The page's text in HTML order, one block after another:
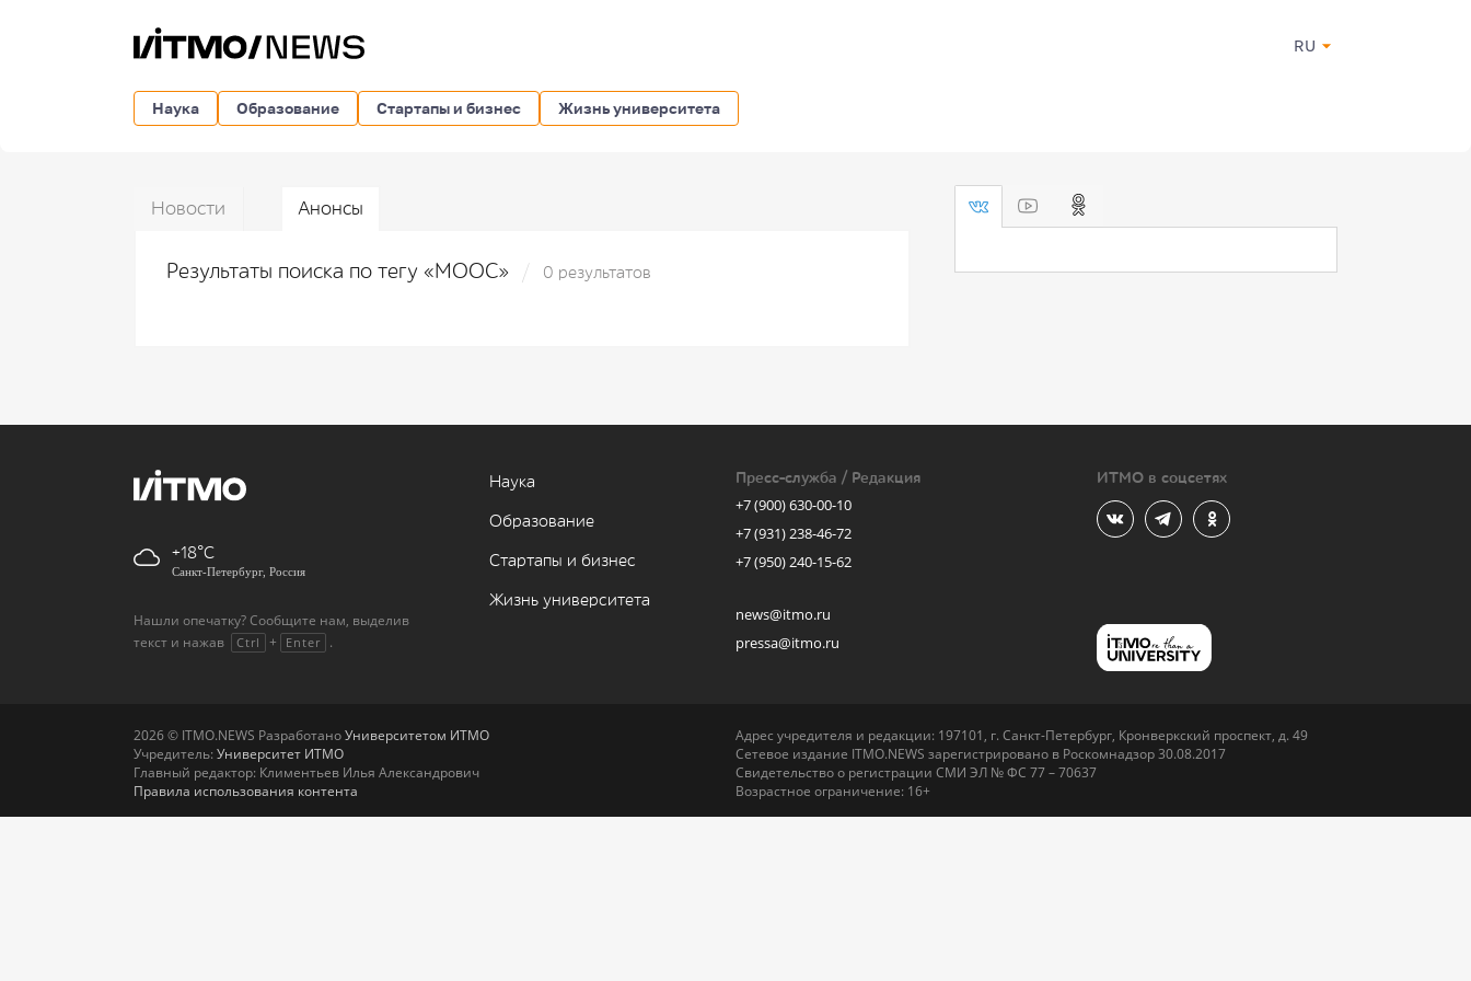
RU
Наука Образование Стартапы и бизнес Жизнь университета
Новости Анонсы
Результаты поиска по тегу «MOOC» 0 результатов
+18
Санкт-Петербург, Россия
Нашли опечатку? Сообщите нам, выделив
текст и нажав
Ctrl + Enter .
Наука
Образование
Стартапы и бизнес
Жизнь университета
Пресс-служба / Редакция
+7 (900) 630-00-10
+7 (931) 238-46-72
+7 (950) 240-15-62
news@itmo.ru
pressa@itmo.ru
ИТМО в соцсетях
2026 © ITMO.NEWS РазработаноУниверситетом ИТМО
Учредитель: Университет ИТМО
Главный редактор: Климентьев Илья Александрович
Правила использования контента
Адрес учредителя и редакции: 197101, г. Санкт-Петербург, Кронверкский проспект, д. 49
Сетевое издание ITMO.NEWS зарегистрировано в Роскомнадзор 30.08.2017
Свидетельство о регистрации СМИ ЭЛ № ФС 77 – 70637
Возрастное ограничение: 16+